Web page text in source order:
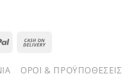
PayPal
Delivery
ΌΡΟΙ & ΠΡΟΫΠΟΘΈΣΕΙΣ